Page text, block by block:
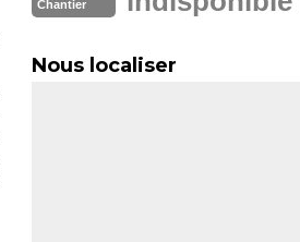
Chantier
Nous localiser